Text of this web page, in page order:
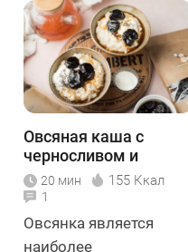
Овсяная каша с
черносливом и
семенами чиа
20 мин 155 Ккал
1
Овсянка является
наиболее